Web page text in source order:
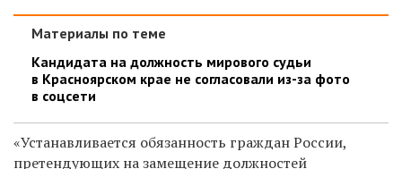
Материалы по теме
Кандидата на должность мирового судьи
в Красноярском крае не согласовали из-за фото
в соцсети
«Устанавливается обязанность граждан России,
претендующих на замещение должностей